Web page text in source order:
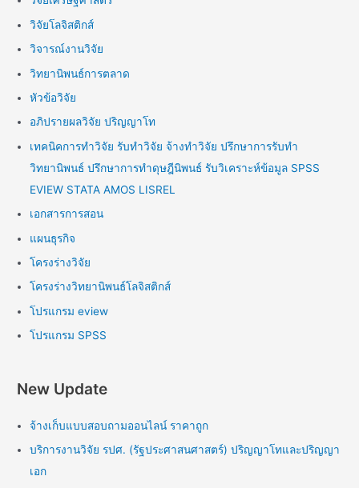
วิจัยโลจิสติกส์
วิจารณ์งานวิจัย
วิทยานิพนธ์การตลาด
หัวข้อวิจัย
อภิปรายผลวิจัย ปริญญาโท
เทคนิคการทำวิจัย รับทำวิจัย จ้างทำวิจัย ปรึกษาการรับทำ
วิทยานิพนธ์ ปรึกษาการทำดุษฎีนิพนธ์ รับวิเคราะห์ข้อมูล SPSS
EVIEW STATA AMOS LISREL
เอกสารการสอน
แผนธุรกิจ
โครงร่างวิจัย
โครงร่างวิทยานิพนธ์โลจิสติกส์
โปรแกรม eview
โปรแกรม SPSS
New Update
จ้างเก็บแบบสอบถามออนไลน์ ราคาถูก
บริการงานวิจัย รปศ. (รัฐประศาสนศาสตร์) ปริญญาโทและปริญญา
เอก